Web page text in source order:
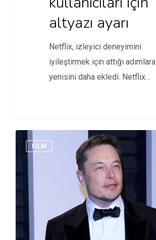
altyazı ayarı
Netflix, izleyici deneyimini
iyileştirmek için attığı
yenisini daha ekledi. Netflix
FİLM